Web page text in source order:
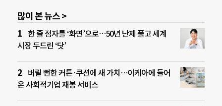
많이 본 뉴스 >
한 줄 점자를 ‘화면’으로…50년 난제 풀고 세계
시장 두드린 ‘닷’
버릴 뻔한 커튼·쿠션에 새 가치…이케아에 들어
온 사회적기업 재봉 서비스